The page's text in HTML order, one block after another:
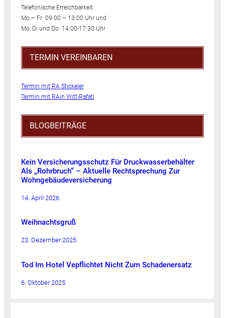
Telefonische Erreichbarkeit:
Mo – Fr: 09:00 – 13:00 Uhr und
Mo, Di und Do: 14:00-17:30 Uhr
TERMIN VEREINBAREN
Termin mit RA Stickeler
Termin mit RAin Witt-Rafati
BLOGBEITRÄGE
Kein Versicherungsschutz Für Druckwasserbehälter
Als „Rohrbruch“ – Aktuelle Rechtsprechung Zur
Wohngebäudeversicherung
14. April 2026
Weihnachtsgruß
23. Dezember 2025
Tod Im Hotel Vepflichtet Nicht Zum Schadenersatz
6. Oktober 2025